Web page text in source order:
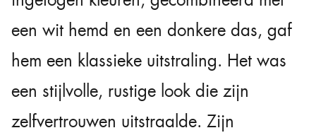
een wit hemd en een donkere das, gaf
hem een klassieke uitstraling. Het was
een stijlvolle, rustige look die zijn
zelfvertrouwen uitstraalde. Zijn